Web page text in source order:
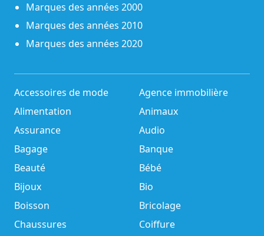
Marques des années 2000
Marques des années 2010
Marques des années 2020
Accessoires de mode
Agence immobilière
Alimentation
Animaux
Assurance
Audio
Bagage
Banque
Beauté
Bébé
Bijoux
Bio
Boisson
Bricolage
Chaussures
Coiffure